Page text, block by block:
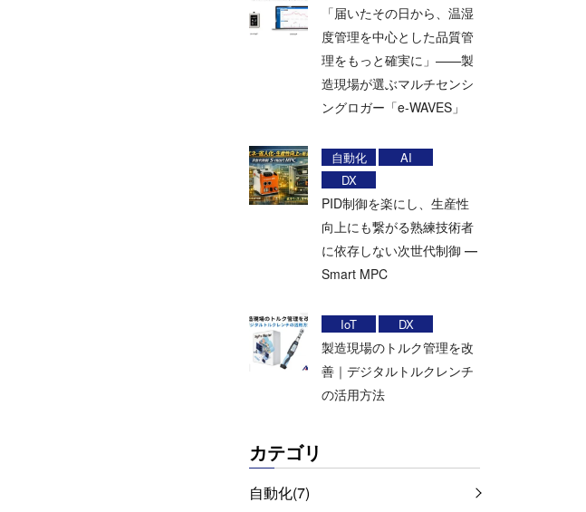
「届いたその日から、温湿
度管理を中心とした品質管
理をもっと確実に」——製
造現場が選ぶマルチセンシ
ングロガー「e-WAVES」
自動化
AI
DX
PID制御を楽にし、生産性
向上にも繋がる熟練技術者
に依存しない次世代制御 ―
Smart MPC
IoT DX
製造現場のトルク管理を改
善｜デジタルトルクレンチ
の活用方法
カテゴリ
自動化(7)